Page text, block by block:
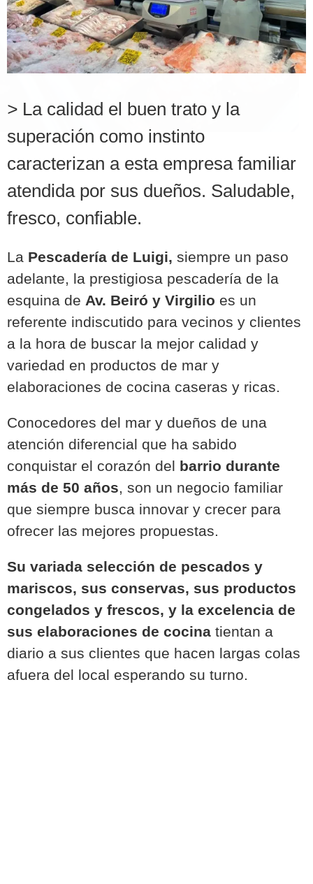
> La calidad el buen trato y la
superación como instinto
caracterizan a esta empresa familiar
atendida por sus dueños. Saludable,
fresco, confiable.
La Pescadería de Luigi, siempre un paso
adelante, la prestigiosa pescadería de la
esquina de Av. Beiró y Virgilio es un
referente indiscutido para vecinos y clientes
a la hora de buscar la mejor calidad y
variedad en productos de mar y
elaboraciones de cocina caseras y ricas.
Conocedores del mar y dueños de una
atención diferencial que ha sabido
conquistar el corazón del barrio durante
más de 50 años, son un negocio familiar
que siempre busca innovar y crecer para
ofrecer las mejores propuestas.
Su variada selección de pescados y
mariscos, sus conservas, sus productos
congelados y frescos, y la excelencia de
sus elaboraciones de cocina tientan a
diario a sus clientes que hacen largas colas
afuera del local esperando su turno.